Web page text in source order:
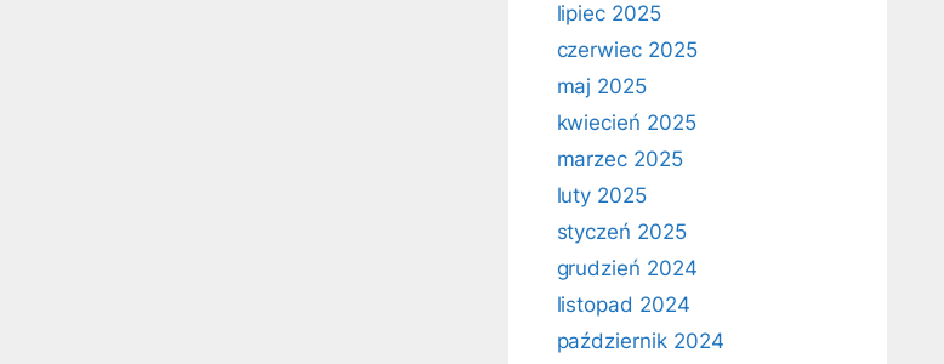
lipiec 2025
czerwiec 2025
maj 2025
kwiecień 2025
marzec 2025
luty 2025
styczeń 2025
grudzień 2024
listopad 2024
październik 2024